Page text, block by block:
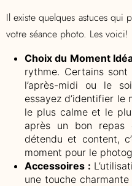
Il existe quelques astuces qui
votre séance photo. Les voici!
Choix du Moment
rythme. Certains
l’après-midi ou le
essayez d’identifier le
le plus calme et le
après un bon repas
détendu et content,
moment pour le
Accessoires :
une touche